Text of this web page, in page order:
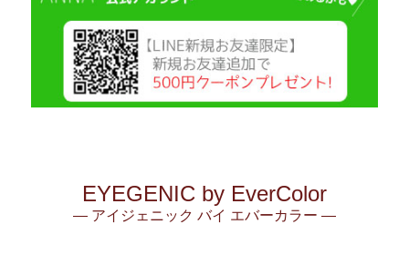
EYEGENIC by EverColor
— アイジェニック バイ エバーカラー —